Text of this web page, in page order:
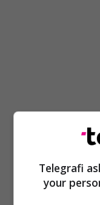
Telegrafi
your